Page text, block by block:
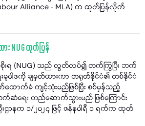
Alliance - MLA) က ထုတ်ပြန်လိုက်
NUG ထုတ်ပြန်
းရ (NUG) သည် လွတ်လပ်၍ တက်ကြွပြီး ဘက်
မူဝါဒကို ချမှတ်ထားကာ တရုတ်နိုင်ငံ၏ တစ်နိုင်ငံ
ာက်ခံ ကျင့်သုံးမည်ဖြစ်ပြီး စစ်မှန်သည့်
က်ဆံရေး တည်ဆောက်သွားမည် ဖြစ်ကြောင်း
ြီးဌာနက ၁/၂၀၂၄ ဖြင့် ဇန်နဝါရီ ၁ ရက်က ထုတ်